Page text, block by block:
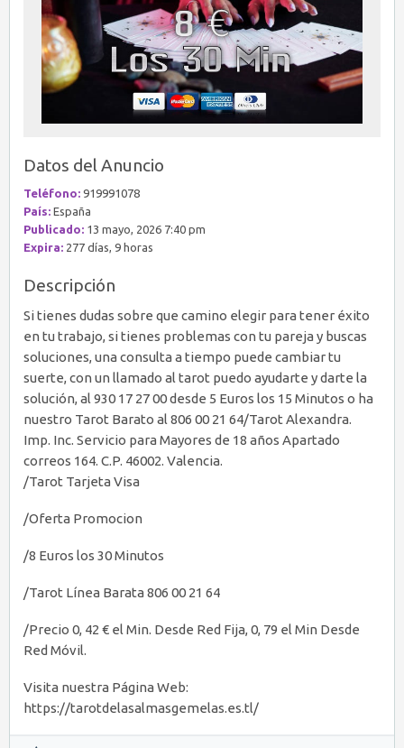
Datos del Anuncio
Teléfono: 919991078
País: España
Publicado: 13 mayo, 2026 7:40 pm
Expira: 277 días, 9 horas
Descripción
Si tienes dudas sobre que camino elegir para tener éxito
en tu trabajo, si tienes problemas con tu pareja y buscas
soluciones, una consulta a tiempo puede cambiar tu
suerte, con un llamado al tarot puedo ayudarte y darte la
solución, al 930 17 27 00 desde 5 Euros los 15 Minutos o ha
nuestro Tarot Barato al 806 00 21 64/Tarot Alexandra.
Imp. Inc. Servicio para Mayores de 18 años Apartado
correos 164. C.P. 46002. Valencia.
/Tarot Tarjeta Visa
/Oferta Promocion
/8 Euros los 30 Minutos
/Tarot Línea Barata 806 00 21 64
/Precio 0, 42 € el Min. Desde Red Fija, 0, 79 el Min Desde
Red Móvil.
Visita nuestra Página Web:
https://tarotdelasalmasgemelas.es.tl/